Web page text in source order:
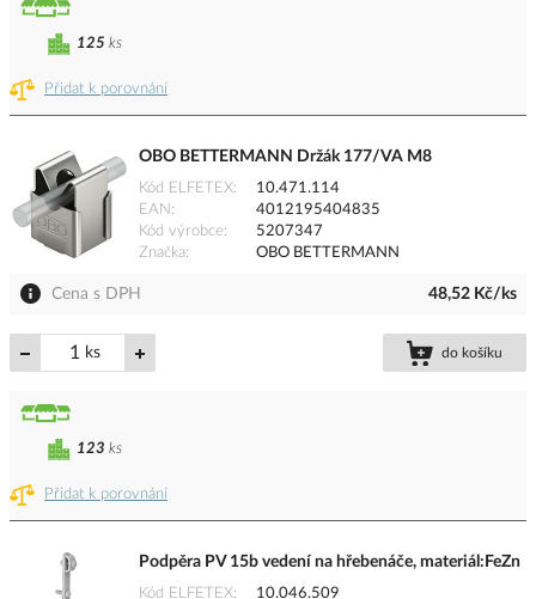
Přidat k porovnání
125 ks
OBO BETTERMANN Držák 177/VA M8
Kód ELFETEX
10.471.114
EAN
4012195404835
Kód výrobce
5207347
Značka
OBO BETTERMANN
Cena s DPH 48,52 Kč/ks
ks do košíku
Přidat k porovnání
123 ks
Podpěra PV 15b vedení na hřebenáče, materiál:FeZn
Kód ELFETEX
10.046.509